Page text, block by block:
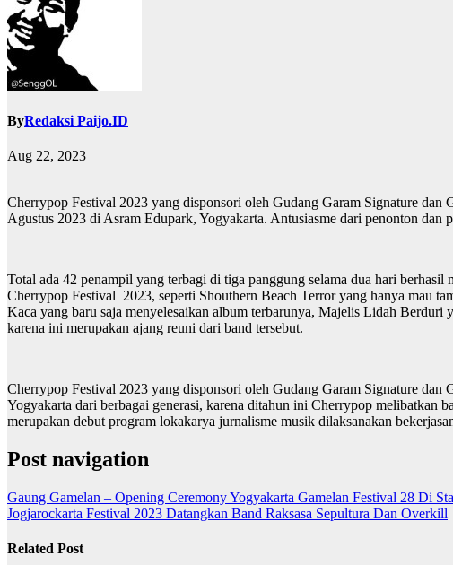
ByRedaksi Paijo.ID
Aug 22, 2023
Cherrypop Festival 2023 yang disponsori oleh Gudang Garam Signature dan
Agustus 2023 di Asram Edupark, Yogyakarta. Antusiasme dari penonton dan
Total ada 42 penampil yang terbagi di tiga panggung selama dua hari
Cherrypop Festival 2023, seperti Shouthern Beach Terror yang hanya mau
Kaca yang baru saja menyelesaikan album terbarunya, Majelis Lidah
karena ini merupakan ajang reuni dari band tersebut.
Cherrypop Festival 2023 yang disponsori oleh Gudang Garam Signature
Yogyakarta dari berbagai generasi, karena ditahun ini Cherrypop melibatkan
merupakan debut program lokakarya jurnalisme musik dilaksanakan
Post navigation
Gaung Gamelan – Opening Ceremony Yogyakarta Gamelan Festival 28 Di
Jogjarockarta Festival 2023 Datangkan Band Raksasa Sepultura Dan Overkill
Related Post